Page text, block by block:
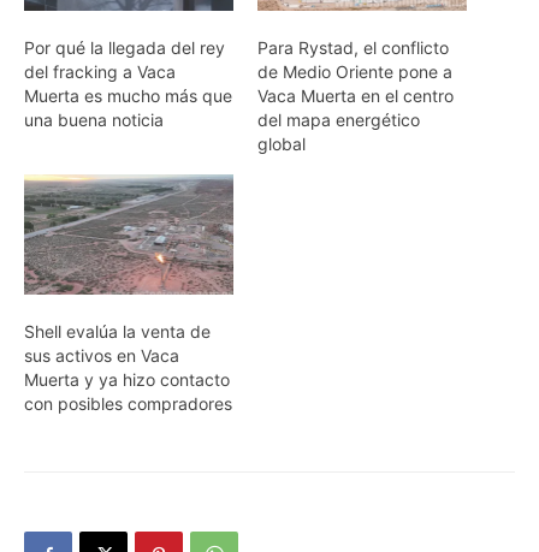
Por qué la llegada del rey
del fracking a Vaca
Muerta es mucho más que
una buena noticia
Para Rystad, el conflicto
de Medio Oriente pone a
Vaca Muerta en el centro
del mapa energético
global
Shell evalúa la venta de
sus activos en Vaca
Muerta y ya hizo contacto
con posibles compradores